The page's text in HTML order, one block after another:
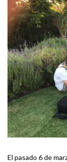
El pasado 6 de